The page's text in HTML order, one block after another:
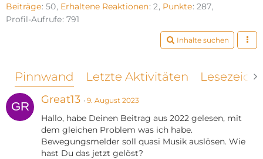
Beiträge 50 Erhaltene Reaktionen 2 Punkte 287
Profil-Aufrufe 791
Inhalte suchen
Pinnwand Letzte Aktivitäten
Great13 9. August 2023
Hallo, habe Deinen Beitrag aus 2022 gelesen, mit
dem gleichen Problem was ich habe.
Bewegungsmelder soll quasi Musik auslösen. Wie
hast Du das jetzt gelöst?